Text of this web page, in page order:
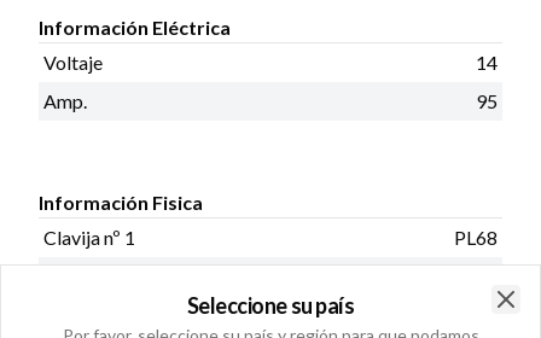
Información Eléctrica
Voltaje
14
Amp.
95
Información Fisica
Clavija nº 1
PL68
Seleccione su país